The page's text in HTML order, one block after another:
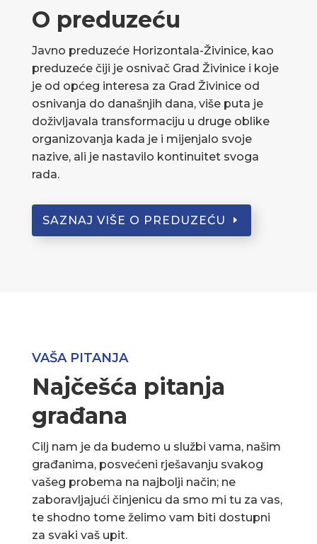
O preduzeću
Javno preduzeće Horizontala-Živinice, kao
preduzeće čiji je osnivač Grad Živinice i koje
je od općeg interesa za Grad Živinice od
osnivanja do današnjih dana, više puta je
doživljavala transformaciju u druge oblike
organizovanja kada je i mijenjalo svoje
nazive, ali je nastavilo kontinuitet svoga
rada.
SAZNAJ VIŠE O PREDUZEĆU
VAŠA PITANJA
Najčešća pitanja
građana
Cilj nam je da budemo u službi vama, našim
građanima, posvećeni rješavanju svakog
vašeg probema na najbolji način; ne
zaboravljajući činjenicu da smo mi tu za vas,
te shodno tome želimo vam biti dostupni
za svaki vaš upit.